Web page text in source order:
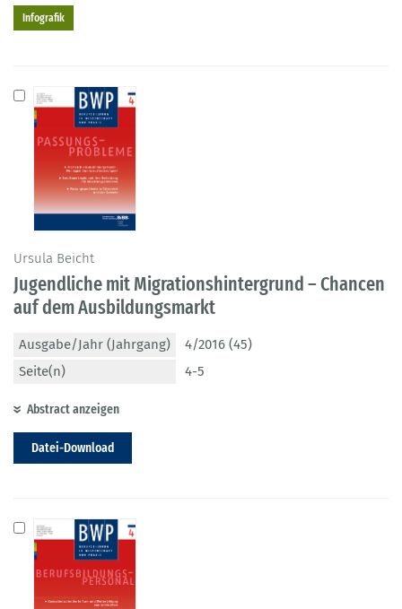
Infografik
Ursula Beicht
Jugendliche mit Migrationshintergrund – Chancen
auf dem Ausbildungsmarkt
Ausgabe/Jahr (Jahrgang)
4/2016 (45)
Seite(n)
4-5
Abstract anzeigen
Datei-Download